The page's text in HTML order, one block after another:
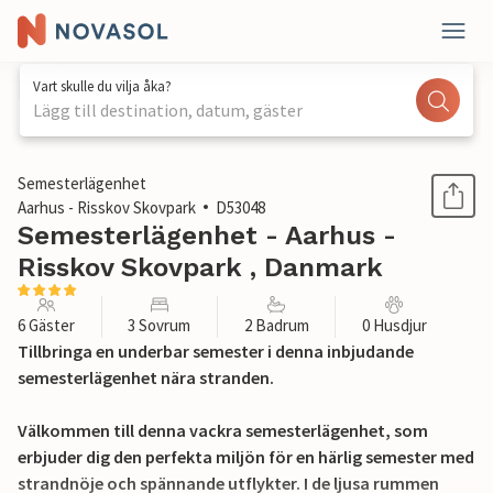
Vart skulle du vilja åka?
Lägg till destination, datum, gäster
1 / 19
Semesterlägenhet
Aarhus - Risskov Skovpark
D53048
Semesterlägenhet - Aarhus -
Risskov Skovpark , Danmark
6 Gäster 3 Sovrum 2 Badrum 0 Husdjur
Tillbringa en underbar semester i denna inbjudande
semesterlägenhet nära stranden.
Välkommen till denna vackra semesterlägenhet, som
erbjuder dig den perfekta miljön för en härlig semester med
strandnöje och spännande utflykter. I de ljusa rummen